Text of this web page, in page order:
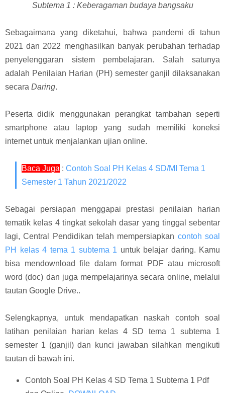
Subtema 1 : Keberagaman budaya bangsaku
Sebagaimana yang diketahui, bahwa pandemi di tahun
2021 dan 2022 menghasilkan banyak perubahan terhadap
penyelenggaran sistem pembelajaran. Salah satunya
adalah Penilaian Harian (PH) semester ganjil dilaksanakan
secara Daring.
Peserta didik menggunakan perangkat tambahan seperti
smartphone atau laptop yang sudah memiliki koneksi
internet untuk menjalankan ujian online.
Baca Juga : Contoh Soal PH Kelas 4 SD/MI Tema 1
Semester 1 Tahun 2021/2022
Sebagai persiapan menggapai prestasi penilaian harian
tematik kelas 4 tingkat sekolah dasar yang tinggal sebentar
lagi, Central Pendidikan telah mempersiapkan contoh soal
PH kelas 4 tema 1 subtema 1 untuk belajar daring. Kamu
bisa mendownload file dalam format PDF atau microsoft
word (doc) dan juga mempelajarinya secara online, melalui
tautan Google Drive..
Selengkapnya, untuk mendapatkan naskah contoh soal
latihan penilaian harian kelas 4 SD tema 1 subtema 1
semester 1 (ganjil) dan kunci jawaban silahkan mengikuti
tautan di bawah ini.
Contoh Soal PH Kelas 4 SD Tema 1 Subtema 1 Pdf